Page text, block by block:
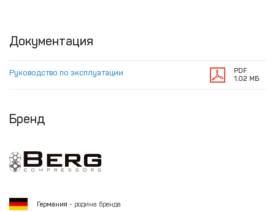
Документация
Руководство по эксплуатации
PDF
1.02 МБ
Бренд
Германия - родина бренда